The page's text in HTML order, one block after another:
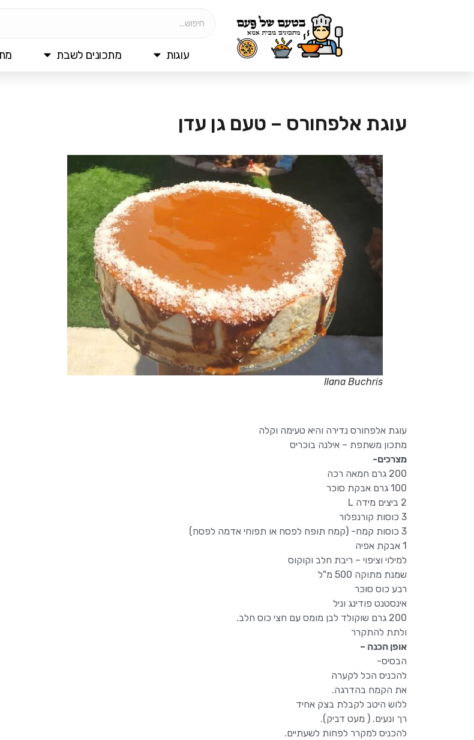
עוגות מתכונים לשבת
עוגת אלפחורס – טעם גן עדן
Ilana Buchris
עוגת אלפחורס נדירה והיא טעימה וקלה
מתכון משתפת – אילנה בוכריס
מצרכים-
200 גרם חמאה רכה
100 גרם אבקת סוכר
2 ביצים מידה L
3 כוסות קורנפלור
3 כוסות קמח- (קמח תופח לפסח או תפוחי אדמה לפסח)
1 אבקת אפיה
למילוי וציפוי – ריבת חלב וקוקוס
שמנת מתוקה 500 מ"ל
רבע כוס סוכר
אינסטנט פודינג וניל
200 גרם שוקולד לבן מומס עם חצי כוס חלב.
ולתת להתקרר
אופן הכנה –
הבסיס-
להכניס הכל לקערה
את הקמח בהדרגה.
ללוש היטב לקבלת בצק אחיד
רך ונעים. ( מעט דביק).
להכניס למקרר לפחות לשעתיים.